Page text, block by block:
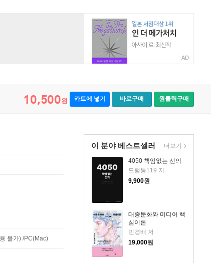
AD
10,500원 카트에 넣기 바로구매 원클릭구매
이 분야 베스트셀러
4050 책임없는 선의
드럼통119 저
9,900원
대중문화와 미디어 핵
심이론
민경배 저
19,000원
더보기
불가) /PC(Mac)